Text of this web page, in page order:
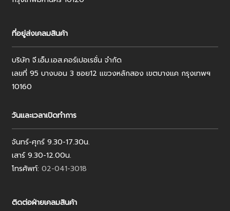
ที่อยู่ส่งเคลมสินค้า
บริษัท จี.เอ็ม.เอส.คอร์เปอเรชั่น จำกัด
เลขที่ 95 บางบอน 3 ซอย12 แขวงหลักสอง เขตบางแค กรุงเทพฯ
10160
วันและเวลาเปิดทำการ
จันทร์-ศุกร์ 9.30-17.30น.
เสาร์ 9.30-12.00น.
โทรศัพท์: 02-041-3018
ติดต่อฝ่ายเคลมสินค้า